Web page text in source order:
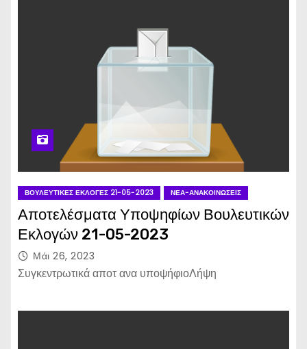
ΒΟΥΛΕΥΤΙΚΈΣ ΕΚΛΟΓΈΣ 21-05-2023 ΝΈΑ-ΑΝΑΚΟΙΝΏΣΕΙΣ
Αποτελέσματα Υποψηφίων Βουλευτικών
Εκλογών 21-05-2023
Μάι 26, 2023
Συγκεντρωτικά αποτ ανα υποψήφιοΛήψη